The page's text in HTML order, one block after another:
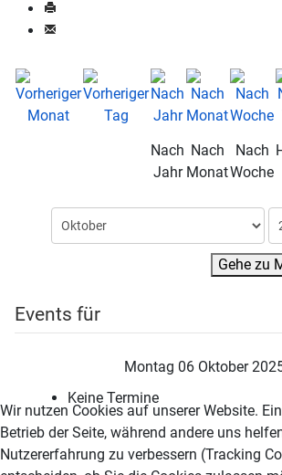
Nach
Jahr
Nach
Monat
Nach
Woche
Gehe zu
Events für
Montag 06 Oktober
Keine Termine
Wir nutzen Cookies auf unserer Website.
Betrieb der Seite, während andere uns
Nutzererfahrung zu verbessern (Tracking